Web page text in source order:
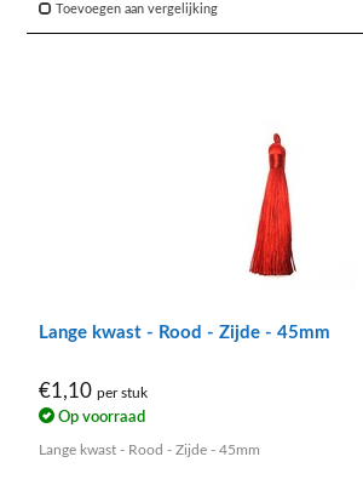
Toevoegen aan vergelijking
Lange kwast - Rood - Zijde - 45mm
€1,10 per stuk
Op voorraad
Lange kwast - Rood - Zijde - 45mm